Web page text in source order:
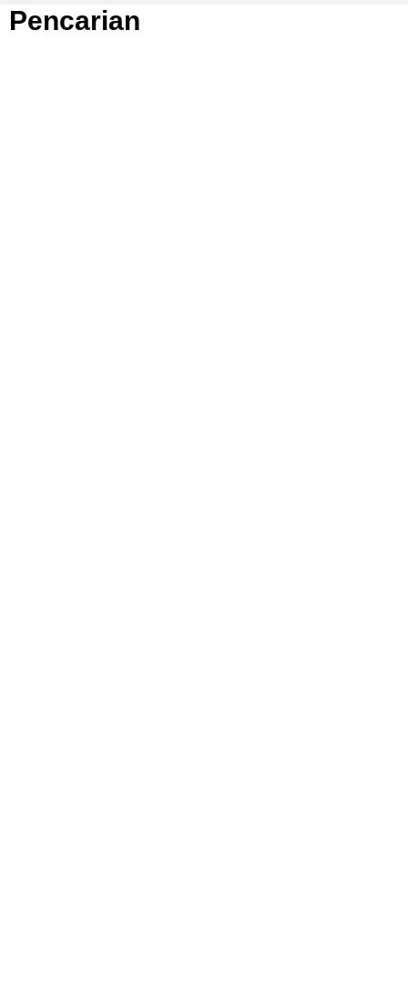
Pencarian